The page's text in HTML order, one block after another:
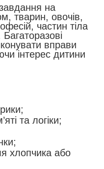
на
тварин, овочів,
частин тіла
вправи
інтерес дитини
та логіки;
хлопчика або